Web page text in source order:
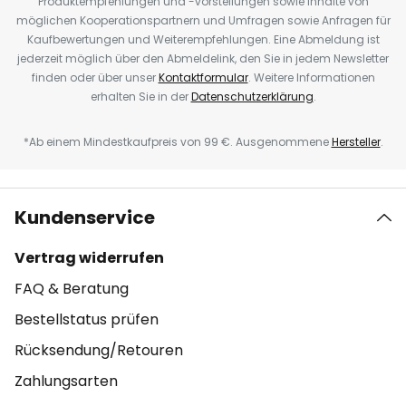
möglichen Kooperationspartnern und Umfragen sowie Anfragen für
Kaufbewertungen und Weiterempfehlungen. Eine Abmeldung ist
jederzeit möglich über den Abmeldelink, den Sie in jedem Newsletter
finden oder über unserKontaktformular. Weitere Informationen
erhalten Sie in derDatenschutzerklärung.
*Ab einem Mindestkaufpreis von 99 €. AusgenommeneHersteller.
Kundenservice
Vertrag widerrufen
FAQ & Beratung
Bestellstatus prüfen
Rücksendung/Retouren
Zahlungsarten